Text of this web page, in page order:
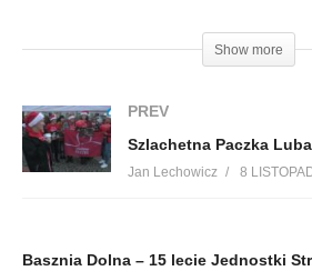
Show more
PREV
Szlachetna Paczka
Jan Lechowicz 8